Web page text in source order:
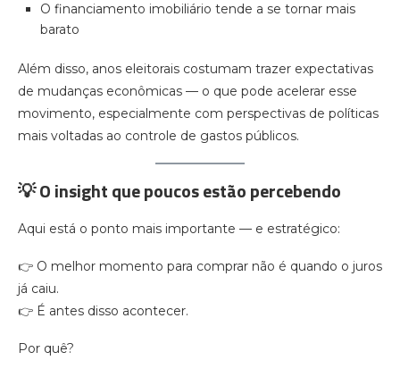
O financiamento imobiliário tende a se tornar mais
barato
Além disso, anos eleitorais costumam trazer expectativas
de mudanças econômicas — o que pode acelerar esse
movimento, especialmente com perspectivas de políticas
mais voltadas ao controle de gastos públicos.
💡 O insight que poucos estão percebendo
Aqui está o ponto mais importante — e estratégico:
👉 O melhor momento para comprar não é quando o juros
já caiu.
👉 É antes disso acontecer.
Por quê?